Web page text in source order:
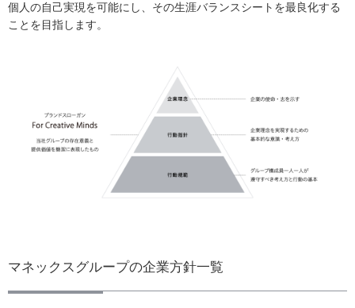
個人の自己実現を可能にし、その生涯バランスシートを最良化する
ことを目指します。
マネックスグループの企業方針一覧